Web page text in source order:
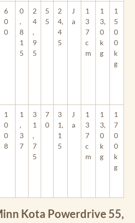
6
0
0
0
,
8
1
5
2
4
,
9
5
5
5
2
4,
4
5
J
a
1
3
7
c
m
1
3,
0
k
g
1
5
0
0
k
g
1
0
0
8
1
,
3
7
3
1
,
7
5
7
0
3
1,
1
5
J
a
1
3
7
c
m
1
3,
0
k
g
1
7
0
0
k
g
Kota Powerdrive 55,